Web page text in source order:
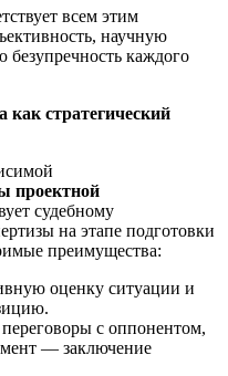
всем этим
научную
безупречность каждого
как стратегический
проектной
судебному
на этапе подготовки
преимущества:
оценку ситуации и
с оппонентом,
— заключение